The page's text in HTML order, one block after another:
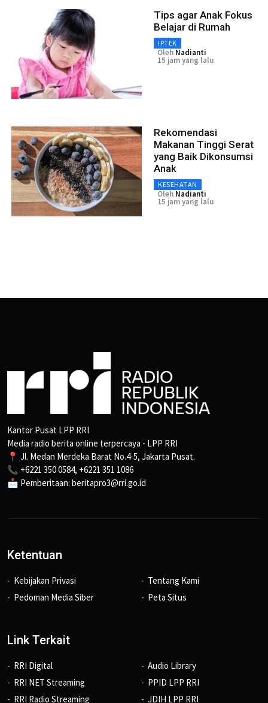
Tips agar Anak Fokus
Belajar di Rumah
IPTEK
Oleh Nadianti
15 jam yang lalu
Rekomendasi
Makanan Tinggi Serat
yang Baik Dikonsumsi
Anak
KESEHATAN
Oleh Nadianti
15 jam yang lalu
Kantor Pusat LPP RRI
Media radio berita online terpercaya - LPP RRI
📍 Jl. Medan Merdeka Barat No.4-5, Jakarta Pusat.
📞 +6221 350 0584, +6221 351 1086
📩 Pemberitaan: beritapro3@rri.go.id
Ketentuan
Kebijakan Privasi
Pedoman Media Siber
Tentang Kami
Peta Situs
Link Terkait
RRI Digital
RRI NET Streaming
RRI Radio Streaming
Audio Library
PPID LPP RRI
JDIH LPP RRI